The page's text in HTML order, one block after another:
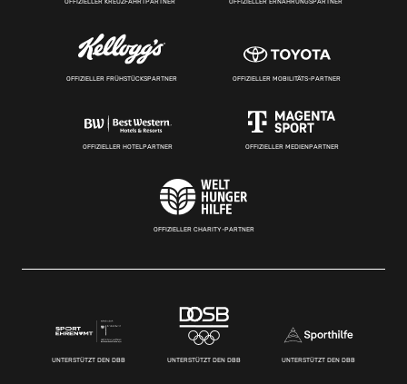
OFFIZIELLER FRÜHSTÜCKSPARTNER OFFIZIELLER MOBILITÄTS-PARTNER
OFFIZIELLER HOTELPARTNER OFFIZIELLER MEDIENPARTNER
OFFIZIELLER CHARITY-PARTNER
UNTERSTÜTZT DEN DBB UNTERSTÜTZT DEN DBB UNTERSTÜTZT DEN DBB